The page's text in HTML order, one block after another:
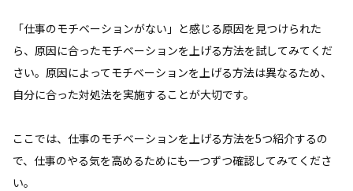
「仕事のモチベーションがない」と感じる原因を見つけられた
ら、原因に合ったモチベーションを上げる方法を試してみてくだ
さい。原因によってモチベーションを上げる方法は異なるため、
自分に合った対処法を実施することが大切です。
ここでは、仕事のモチベーションを上げる方法を5つ紹介するの
で、仕事のやる気を高めるためにも一つずつ確認してみてくださ
い。